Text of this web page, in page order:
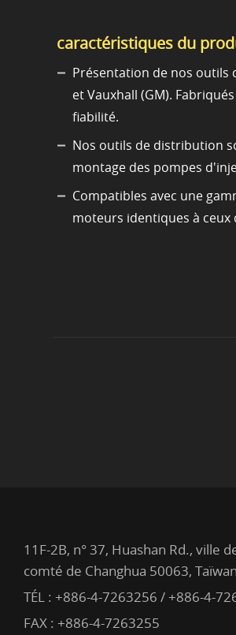
caractéristiques du
Présentation de nos outils
et Vauxhall (GM).
fiabilité.
Nos outils de distribution
montage des pompes
Compatibles avec une
moteurs identiques à ceux
11F-2B, n° 37, Huashan Rd., ville
comté de Changhua 50063, Taïwan
TÉL : +886-4-7263256 / +886-4-
FAX : +886-4-7263255